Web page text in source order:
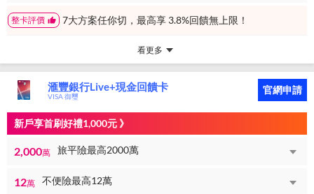
整卡評價 7大方案任你切，最高享 3.8%回饋無上限！
看更多
滙豐銀行Live+現金回饋卡
VISA 御璽
官網申請
新戶享首刷好禮1,000元 》
2,000萬 旅平險最高2000萬
12萬 不便險最高12萬